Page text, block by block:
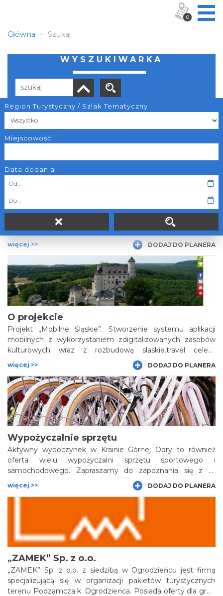
Główna Szukaj
WYSZUKIWARKA
Region Turystyczny / Szlak Tematyczny
Miejscowość
Data dodania
Liczba elementów:
O projekcie
Projekt „Mobilne Śląskie”. Stworzenie systemu aplikacji
mobilnych z wykorzystaniem zdigitalizowanych zasobów
kulturowych wraz z rozbudową slaskie.travel celem
zapewnienia powszechnego i otwartego dostępu do tych
zasobów.”
więcej >> DODAJ DO PLANERA
O projekcie
Projekt „Mobilne Śląskie”. Stworzenie systemu aplikacji
mobilnych z wykorzystaniem zdigitalizowanych zasobów
kulturowych wraz z rozbudową slaskie.travel celem
zapewnienia powszechnego i otwartego dostępu do tych
zasobów.”
więcej >> DODAJ DO PLANERA
Wypożyczalnie sprzętu
Aktywny wypoczynek w Krainie Górnej Odry to również
oferta wielu wypożyczalni sprzętu sportowego i
samochodowego. Zapraszamy do zapoznania się z tą
ofertą.
więcej >> DODAJ DO PLANERA
„ZAMEK” Sp. z o.o.
„ZAMEK” Sp. z o.o. z siedzibą w Ogrodzieńcu jest firmą
specjalizującą się w organizacji pakietów turystycznych
terenu Podzamcza k. Ogrodzieńca. Posiada oferty dla grup
0